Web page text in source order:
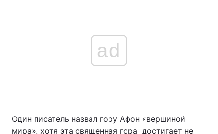
ad
Один писатель назвал гору Афон «вершиной
мира», хотя эта священная гора достигает не